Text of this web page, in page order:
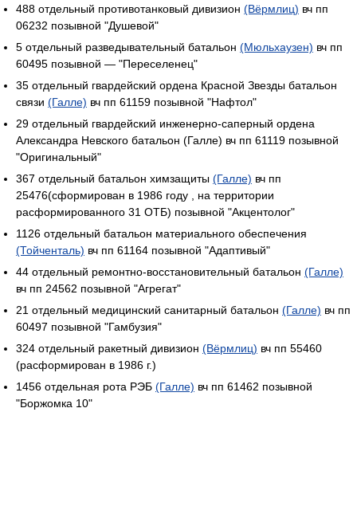
488 отдельный противотанковый дивизион (Вёрмлиц) вч пп
06232 позывной "Душевой"
5 отдельный разведывательный батальон (Мюльхаузен) вч пп
60495 позывной — "Переселенец"
35 отдельный гвардейский ордена Красной Звезды батальон
связи (Галле) вч пп 61159 позывной "Нафтол"
29 отдельный гвардейский инженерно-саперный ордена
Александра Невского батальон (Галле) вч пп 61119 позывной
"Оригинальный"
367 отдельный батальон химзащиты (Галле) вч пп
25476(сформирован в 1986 году , на территории
расформированного 31 ОТБ) позывной "Акцентолог"
1126 отдельный батальон материального обеспечения
(Тойченталь) вч пп 61164 позывной "Адаптивый"
44 отдельный ремонтно-восстановительный батальон (Галле)
вч пп 24562 позывной "Агрегат"
21 отдельный медицинский санитарный батальон (Галле) вч пп
60497 позывной "Гамбузия"
324 отдельный ракетный дивизион (Вёрмлиц) вч пп 55460
(расформирован в 1986 г.)
1456 отдельная рота РЭБ (Галле) вч пп 61462 позывной
"Боржомка 10"